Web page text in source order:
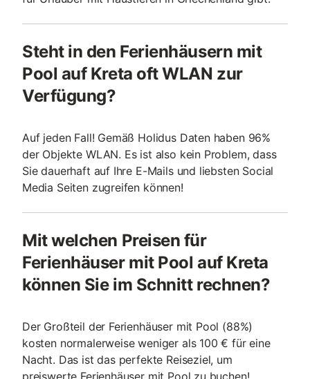
Steht in den Ferienhäusern mit
Pool auf Kreta oft WLAN zur
Verfügung?
Auf jeden Fall! Gemäß Holidus Daten haben 96%
der Objekte WLAN. Es ist also kein Problem, dass
Sie dauerhaft auf Ihre E-Mails und liebsten Social
Media Seiten zugreifen können!
Mit welchen Preisen für
Ferienhäuser mit Pool auf Kreta
können Sie im Schnitt rechnen?
Der Großteil der Ferienhäuser mit Pool (88%)
kosten normalerweise weniger als 100 € für eine
Nacht. Das ist das perfekte Reiseziel, um
preiswerte Ferienhäuser mit Pool zu buchen!